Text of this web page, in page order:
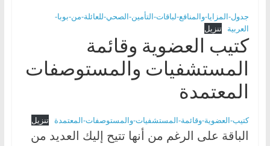
جدول-المزايا-والمنافع-لباقات-التأمين-الصحي-للعائلة-من-بوبا-
العربية تنزيل
كتيب العضوية وقائمة
المستشفيات والمستوصفات
المعتمدة
كتيب-العضوية-وقائمة-المستشفيات-والمستوصفات-المعتمدة تنزيل
الباقة على الرغم من أنها تتيح إليك العديد من